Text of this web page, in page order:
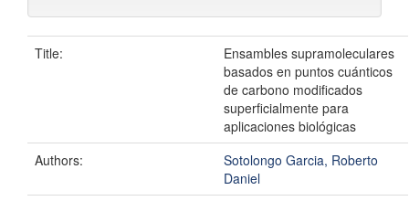
Title:
Ensambles supramoleculares
basados en puntos cuánticos
de carbono modificados
superficialmente para
aplicaciones biológicas
Authors:
Sotolongo Garcia, Roberto
Daniel